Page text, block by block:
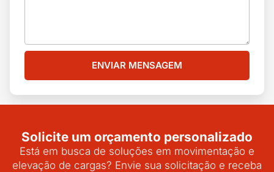
ENVIAR MENSAGEM
Solicite um orçamento personalizado
Está em busca de soluções em movimentação e
elevação de cargas? Envie sua solicitação e receba